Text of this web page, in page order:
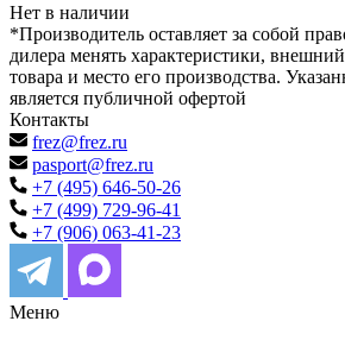
Нет в наличии
*Производитель оставляет за собой
дилера менять характеристики,
товара и место его производства.
является публичной офертой
Контакты
frez@frez.ru
pasport@frez.ru
+7 (495) 646-50-26
+7 (499) 729-96-41
+7 (906) 063-41-23
Меню